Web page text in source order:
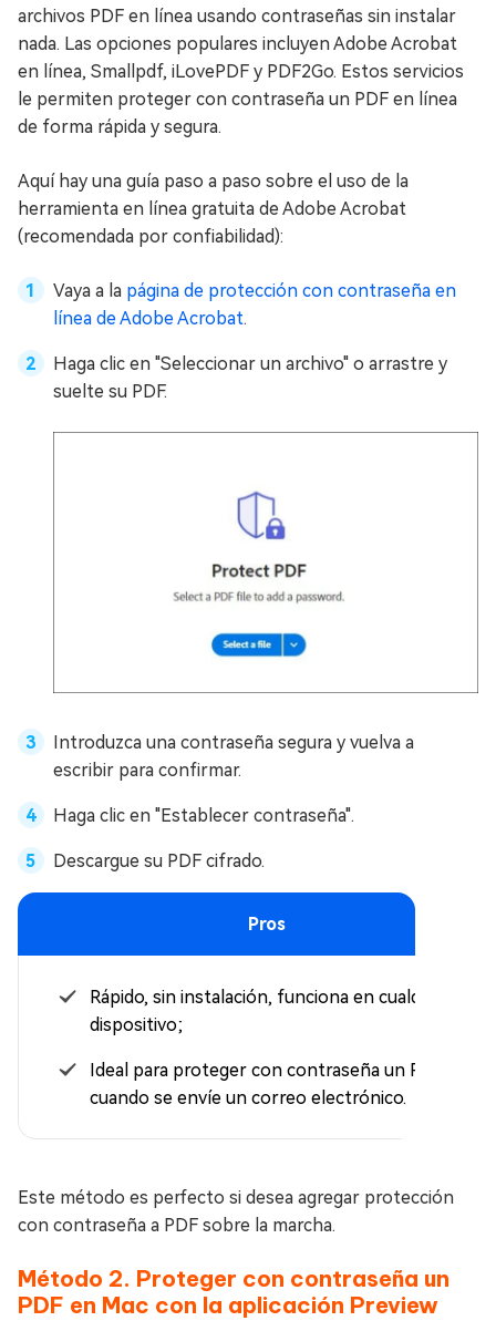
archivos PDF en línea usando contraseñas sin instalar
nada. Las opciones populares incluyen Adobe Acrobat
en línea, Smallpdf, iLovePDF y PDF2Go. Estos servicios
le permiten proteger con contraseña un PDF en línea
de forma rápida y segura.
Aquí hay una guía paso a paso sobre el uso de la
herramienta en línea gratuita de Adobe Acrobat
(recomendada por confiabilidad):
Vaya a la página de protección con contraseña en
línea de Adobe Acrobat.
Haga clic en "Seleccionar un archivo" o arrastre y
suelte su PDF.
Introduzca una contraseña segura y vuelva a
escribir para confirmar.
Haga clic en "Establecer contraseña".
Descargue su PDF cifrado.
Pros
Rápido, sin instalación, funciona en cualquier
dispositivo;
Ideal para proteger con contraseña un PDF
cuando se envíe un correo electrónico.
Este método es perfecto si desea agregar protección
con contraseña a PDF sobre la marcha.
Método 2. Proteger con contraseña un
PDF en Mac con la aplicación Preview